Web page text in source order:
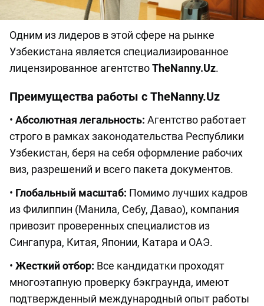
Одним из лидеров в этой сфере на рынке
Узбекистана является специализированное
лицензированное агентствоTheNanny.Uz.
Преимущества работы с TheNanny.Uz
• Абсолютная легальность: Агентство работает
строго в рамках законодательства Республики
Узбекистан, беря на себя оформление рабочих
виз, разрешений и всего пакета документов.
• Глобальный масштаб: Помимо лучших кадров
из Филиппин (Манила, Себу, Давао), компания
привозит проверенных специалистов из
Сингапура, Китая, Японии, Катара и ОАЭ.
• Жесткий отбор: Все кандидатки проходят
многоэтапную проверку бэкграунда, имеют
подтвержденный международный опыт работы